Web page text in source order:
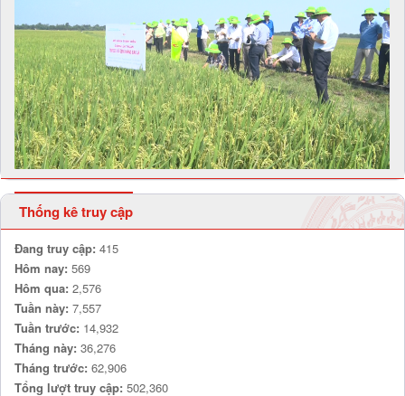
Thống kê truy cập
Đang truy cập: 415
Hôm nay: 569
Hôm qua: 2,576
Tuần này: 7,557
Tuần trước: 14,932
Tháng này: 36,276
Tháng trước: 62,906
Tổng lượt truy cập: 502,360